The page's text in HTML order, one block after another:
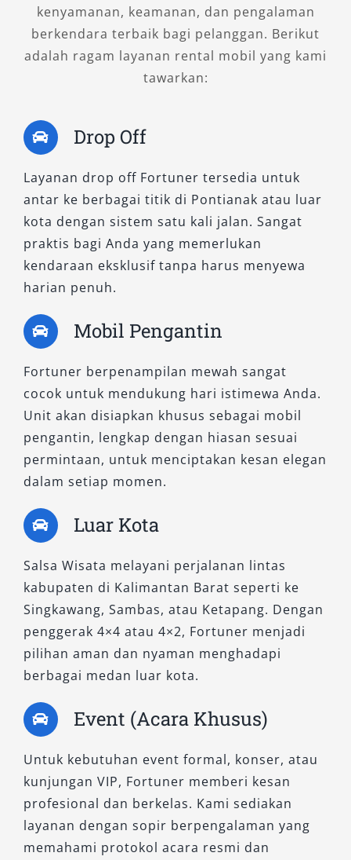
Varian ini sudah dilengkapi dengan Toyota
Safety Sense (TSS), menawarkan fitur
keselamatan aktif seperti lane departure alert
dan pre-collision system. Mesin diesel 2.8L
untuk perjalanan dinas, operasional kantor,
maupun sewa Fortuner Pontianak dengan
sopir untuk penjemputan tamu VIP.
3. Fortuner 2.7 SRZ 4×2 A/T
Menggunakan mesin bensin, Fortuner 2.7 SRZ
4×2 A/T memberikan akselerasi halus dan
cocok untuk pengguna yang lebih sering
berkendara di dalam kota dan mengutamakan
kenyamanan kabin. Tersedia dalam warna
hitam dan putih, pilihan ini populer dalam
kategori rental Fortuner Pontianak harian dan
bulanan.
B. Tipe 4×4 – Siap Tempur di
Ekspedisi
Untuk kebutuhan yang lebih ekstrem dan rute
yang menantang, seperti perjalanan ke wilayah
perbatasan atau lokasi proyek, tipe Fortuner
4×4 menjadi andalan. Varian ini
menggabungkan kekuatan mesin besar dan
sistem penggerak empat roda yang tangguh.
1. Fortuner 2.8 VRZ 4×4 A/T Non RSE
Versi ini memiliki tenaga besar namun lebih
terjangkau karena tidak dilengkapi Rear Seat
Entertainment (RSE). Cocok untuk operasional
proyek dan perjalanan panjang dengan
kebutuhan daya tahan tinggi. Tersedia juga
kenyamanan, keamanan, dan pengalaman
berkendara terbaik bagi pelanggan. Berikut
adalah ragam layanan rental mobil yang kami
tawarkan:
Drop Off
Layanan drop off Fortuner tersedia untuk
antar ke berbagai titik di Pontianak atau luar
kota dengan sistem satu kali jalan. Sangat
praktis bagi Anda yang memerlukan
kendaraan eksklusif tanpa harus menyewa
harian penuh.
Mobil Pengantin
Fortuner berpenampilan mewah sangat
cocok untuk mendukung hari istimewa Anda.
Unit akan disiapkan khusus sebagai mobil
pengantin, lengkap dengan hiasan sesuai
permintaan, untuk menciptakan kesan elegan
dalam setiap momen.
Luar Kota
Salsa Wisata melayani perjalanan lintas
kabupaten di Kalimantan Barat seperti ke
Singkawang, Sambas, atau Ketapang. Dengan
penggerak 4×4 atau 4×2, Fortuner menjadi
pilihan aman dan nyaman menghadapi
berbagai medan luar kota.
Event (Acara Khusus)
Untuk kebutuhan event formal, konser, atau
kunjungan VIP, Fortuner memberi kesan
profesional dan berkelas. Kami sediakan
layanan dengan sopir berpengalaman yang
memahami protokol acara resmi dan